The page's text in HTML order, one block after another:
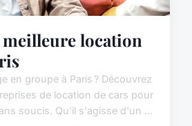
location
en groupe à Paris ? Découvrez
de location de cars pour
soucis. Qu'il s'agisse d'un ...